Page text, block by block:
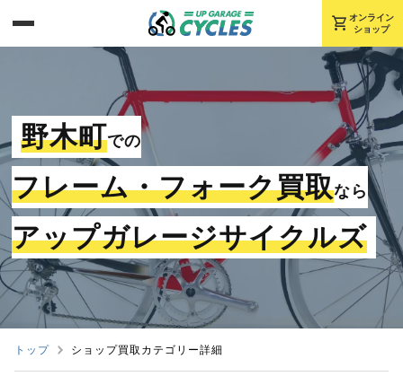
shopping_cart オンライン
ショップ
野木町での
フレーム・フォーク買取なら
アップガレージサイクルズ
トップ ショップ買取カテゴリー詳細